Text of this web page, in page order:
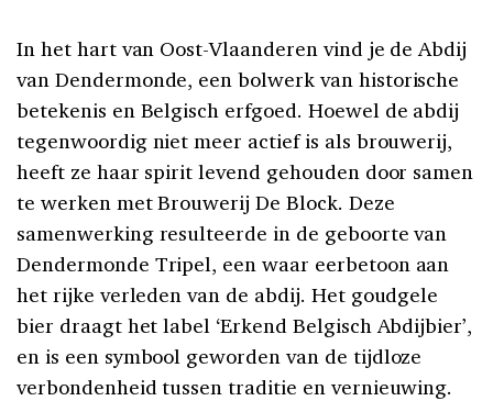
In het hart van Oost-Vlaanderen vind je de Abdij
van Dendermonde, een bolwerk van historische
betekenis en Belgisch erfgoed. Hoewel de abdij
tegenwoordig niet meer actief is als brouwerij,
heeft ze haar spirit levend gehouden door samen
te werken met Brouwerij De Block. Deze
samenwerking resulteerde in de geboorte van
Dendermonde Tripel, een waar eerbetoon aan
het rijke verleden van de abdij. Het goudgele
bier draagt het label ‘Erkend Belgisch Abdijbier’,
en is een symbool geworden van de tijdloze
verbondenheid tussen traditie en vernieuwing.